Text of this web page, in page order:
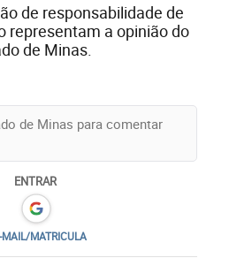
de responsabilidade de
representam a opinião do
de Minas.
ENTRAR
MAIL/MATRICULA